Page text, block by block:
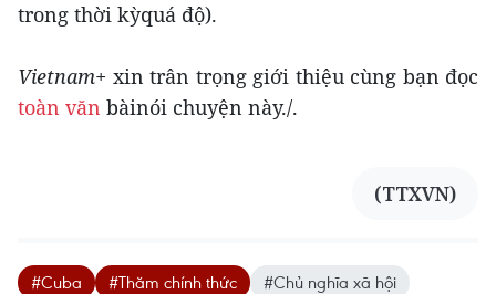
trong thời kỳquá độ).
Vietnam+ xin trân trọng giới thiệu cùng bạn đọc
toàn văn bàinói chuyện này./.
(TTXVN)
#Cuba #Thăm chính thức
#Chủ nghĩa xã hội